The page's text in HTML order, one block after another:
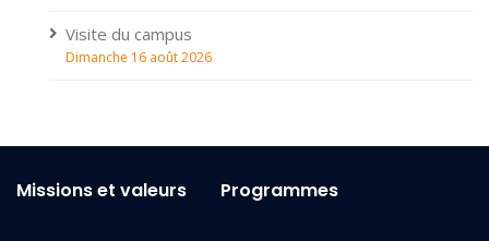
Visite du campus
Dimanche 16 août 2026
Missions et valeurs Programmes